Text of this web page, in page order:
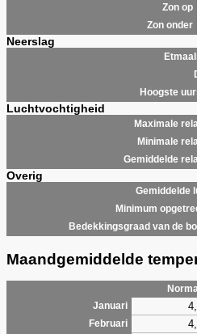
Zon op
Zon onder
Neerslag
Hoogste
Luchtvochtigheid
Maximale
Minimale
Gemiddelde
Overig
Gemiddelde
Minimum
Bedekkingsgraad van de
Maandgemiddelde
Januari
Februari